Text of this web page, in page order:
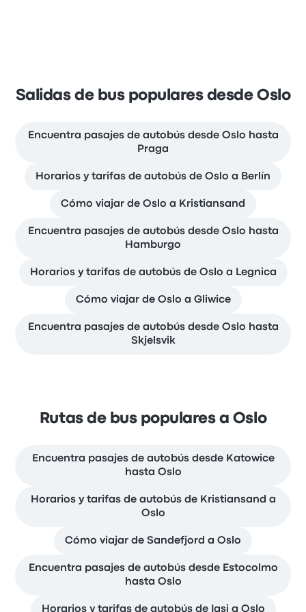
Salidas de bus populares desde Oslo
Encuentra pasajes de autobús desde Oslo hasta
Praga
Horarios y tarifas de autobús de Oslo a Berlín
Cómo viajar de Oslo a Kristiansand
Encuentra pasajes de autobús desde Oslo hasta
Hamburgo
Horarios y tarifas de autobús de Oslo a Legnica
Cómo viajar de Oslo a Gliwice
Encuentra pasajes de autobús desde Oslo hasta
Skjelsvik
Rutas de bus populares a Oslo
Encuentra pasajes de autobús desde Katowice
hasta Oslo
Horarios y tarifas de autobús de Kristiansand a
Oslo
Cómo viajar de Sandefjord a Oslo
Encuentra pasajes de autobús desde Estocolmo
hasta Oslo
Horarios y tarifas de autobús de Iaşi a Oslo